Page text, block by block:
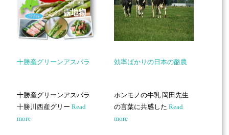
十勝産グリーンアスパラ
十勝産グリーンアスパラ
十勝川西産グリーRead
more
効率ばかりの日本の酪農
ホンモノの牛乳 岡田先生
の言葉に共感したRead
more